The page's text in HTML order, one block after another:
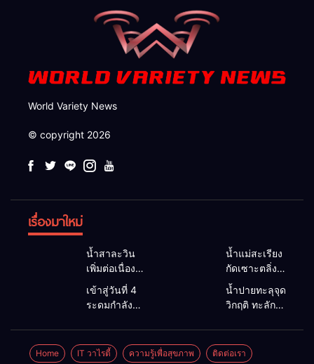
World Variety News
© copyright 2026
เรื่องมาใหม่
น้ำสาละวิน
เพิ่มต่อเนื่อง
อบต.แม่สาม
แลบเตือนชาว
ริมน้ำยกของ
ขึ้นที่สูง หวั่น
ซ้ำรอยน้ำท่วม
หนักเมื่อ 2 ปี
น้ำแม่สะเรียง
กัดเซาะตลิ่ง
พัง 5 เมตร
หน้าดินถล่ม
กว้าง 30
เมตร จ่อบ้าน
3 หลัง นาย
อำเภอรุดสั่ง
เข้าสู่วันที่ 4
ระดมกำลังทุก
ค้นหาชายวัย
35 ปีสูญหาย
น้ำปายทะลุจุด
วิกฤติ ทะลัก
เกษตร–บ้าน
เรือน สะพาน
Home IT วาไรตี้ ความรู้เพื่อสุขภาพ ติดต่อเรา